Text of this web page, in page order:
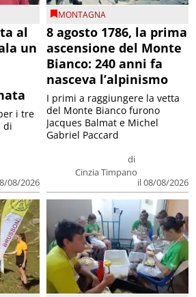
al
un
08/2026
i tre
di
MONTAGNA
8 agosto 1786, la prima
ascensione del Monte
Bianco: 240 anni fa
nasceva l’alpinismo
di
Cinzia Timpano
il 08/08/2026
I primi a raggiungere la vetta
del Monte Bianco furono
Jacques Balmat e Michel
Gabriel Paccard